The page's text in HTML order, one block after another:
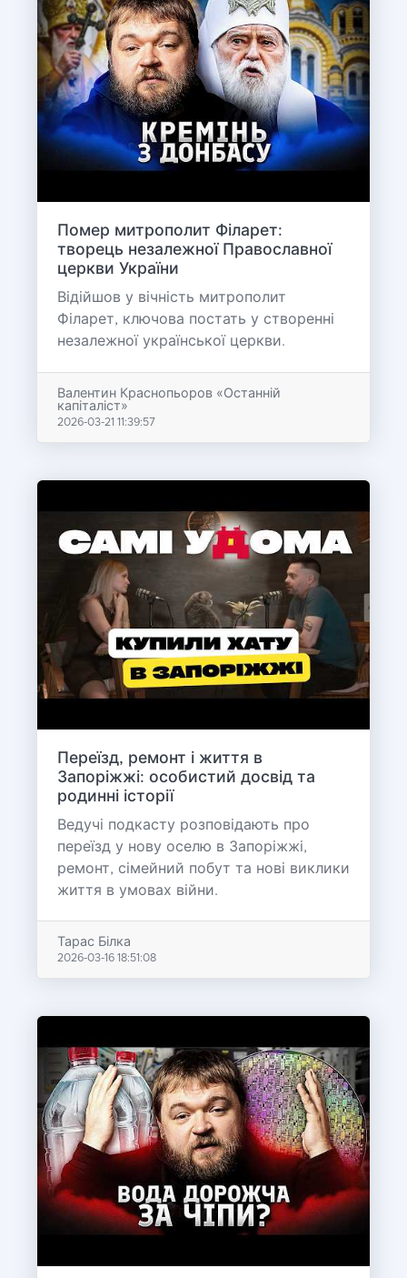
Помер митрополит Філарет:
творець незалежної Православної
церкви України
Відійшов у вічність митрополит
Філарет, ключова постать у створенні
незалежної української церкви.
Валентин Краснопьоров «Останній
капіталіст»
2026-03-21 11:39:57
Переїзд, ремонт і життя в
Запоріжжі: особистий досвід та
родинні історії
Ведучі подкасту розповідають про
переїзд у нову оселю в Запоріжжі,
ремонт, сімейний побут та нові виклики
життя в умовах війни.
Тарас Білка
2026-03-16 18:51:08